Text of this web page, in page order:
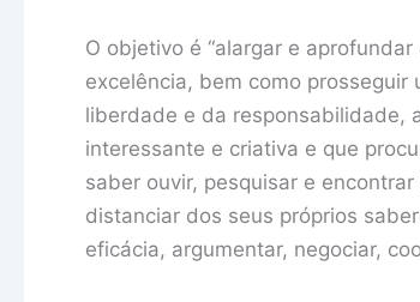
O objetivo é “alargar e
excelência, bem como
liberdade e da responsabilidade,
interessante e criativa e que
saber ouvir, pesquisar e
distanciar dos seus próprios
eficácia, argumentar, negociar,